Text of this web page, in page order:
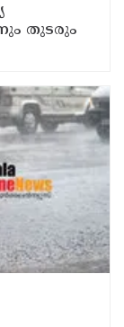
തുടരും